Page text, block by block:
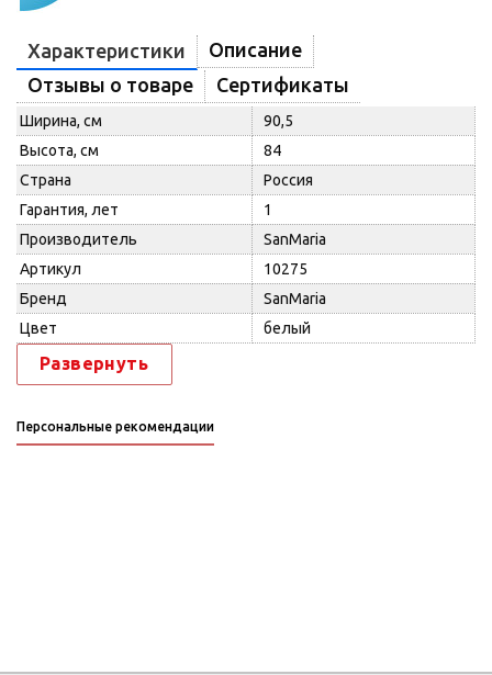
Характеристики
Описание
Отзывы о товаре
Сертификаты
Ширина, см
90,5
Высота, см
84
Страна
Россия
Гарантия, лет
1
Производитель
SanMaria
Артикул
10275
Бренд
SanMaria
Цвет
белый
Развернуть
Персональные рекомендации